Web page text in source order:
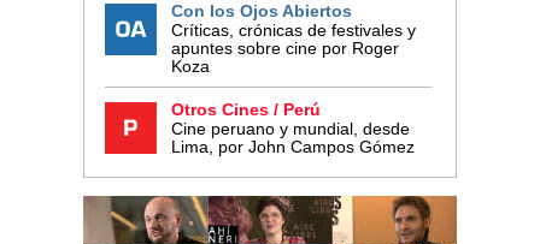
Con los Ojos Abiertos
Críticas, crónicas de festivales y
apuntes sobre cine por Roger
Koza
Otros Cines / Perú
Cine peruano y mundial, desde
Lima, por John Campos Gómez